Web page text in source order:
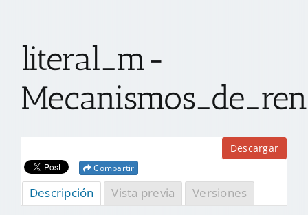
CONTACTO
literal_m-
Descargar
Compartir
Descripción Vista previa Versiones